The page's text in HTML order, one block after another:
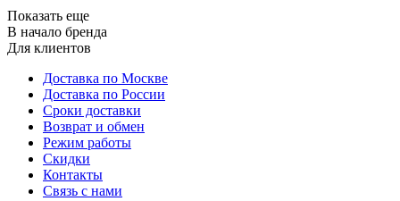
Показать еще
В начало бренда
Для клиентов
Доставка по Москве
Доставка по России
Сроки доставки
Возврат и обмен
Режим работы
Скидки
Контакты
Связь с нами